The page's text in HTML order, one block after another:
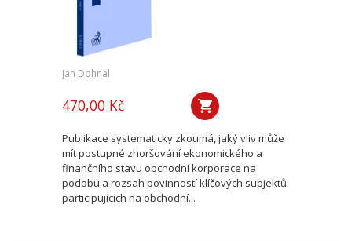
Jan Dohnal
470,00 Kč
Publikace systematicky zkoumá, jaký vliv může
mít postupné zhoršování ekonomického a
finančního stavu obchodní korporace na
podobu a rozsah povinností klíčových subjektů
participujících na obchodní...